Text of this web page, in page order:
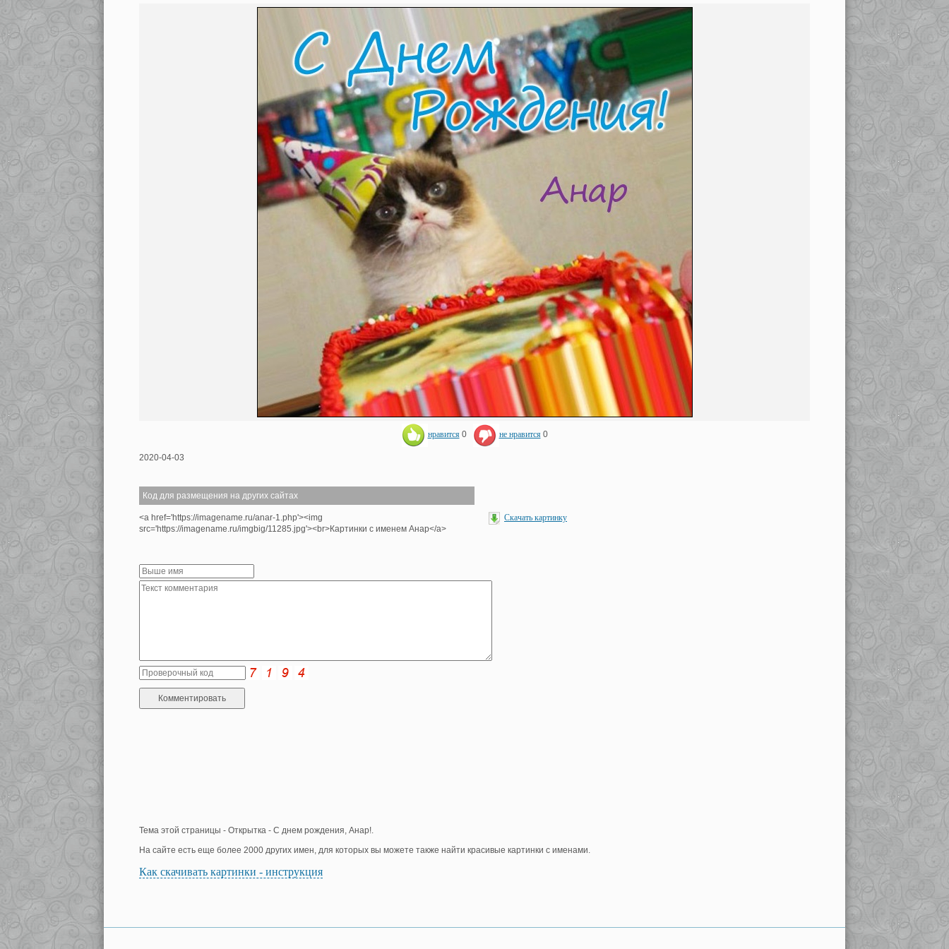
нравится 0 не нравится 0
2020-04-03
Код для размещения на других сайтах
<a href='https://imagename.ru/anar-1.php'><img
src='https://imagename.ru/imgbig/11285.jpg'><br>Картинки с именем Анар</a>
Скачать картинку
Тема этой страницы - Открытка - С днем рождения, Анар!.
На сайте есть еще более 2000 других имен, для которых вы можете также найти красивые картинки с именами.
Как скачивать картинки - инструкция